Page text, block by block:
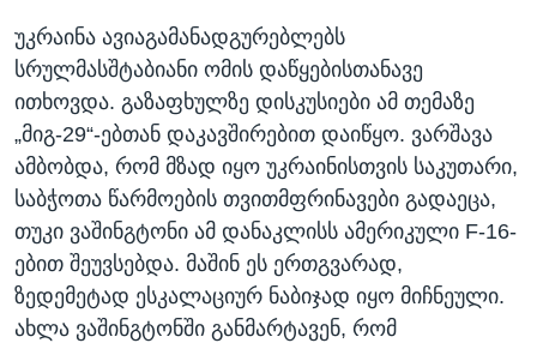
უკრაინა ავიაგამანადგურებლებს
სრულმასშტაბიანი ომის დაწყებისთანავე
ითხოვდა. გაზაფხულზე დისკუსიები ამ თემაზე
„მიგ-29“-ებთან დაკავშირებით დაიწყო. ვარშავა
ამბობდა, რომ მზად იყო უკრაინისთვის საკუთარი,
საბჭოთა წარმოების თვითმფრინავები გადაეცა,
თუკი ვაშინგტონი ამ დანაკლისს ამერიკული F-16-
ებით შეუვსებდა. მაშინ ეს ერთგვარად,
ზედემეტად ესკალაციურ ნაბიჯად იყო მიჩნეული.
ახლა ვაშინგტონში განმარტავენ, რომ